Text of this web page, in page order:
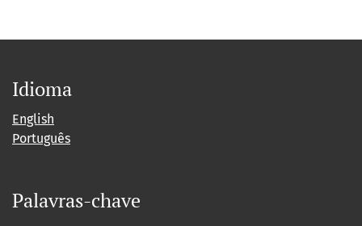
Idioma
English
Português
Palavras-chave